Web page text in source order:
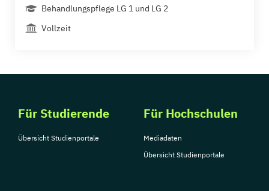
Behandlungspflege LG 1 und LG 2
Vollzeit
Für Studierende
Übersicht Studienportale
Für Hochschulen
Mediadaten
Übersicht Studienportale